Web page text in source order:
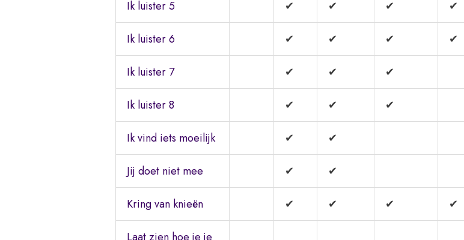
Ik luister 5 ✔ ✔ ✔ ✔
Ik luister 6 ✔ ✔ ✔ ✔
Ik luister 7 ✔ ✔ ✔
Ik luister 8 ✔ ✔ ✔
Ik vind iets moeilijk ✔ ✔
Jij doet niet mee ✔ ✔
Kring van knieën ✔ ✔ ✔ ✔